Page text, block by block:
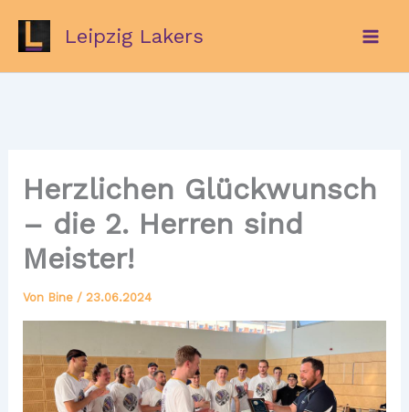
springen
Leipzig Lakers
Herzlichen Glückwunsch
– die 2. Herren sind
Meister!
Von Bine / 23.06.2024